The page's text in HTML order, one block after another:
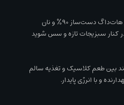
هات‌داگ ایتالیایی رژیمی با هات‌داگ دست‌ساز ۹۰٪ و نان
کنار سبزیجات تازه و سس شوید
بین طعم کلاسیک و تغذیه سالم
و با انرژی پایدار.